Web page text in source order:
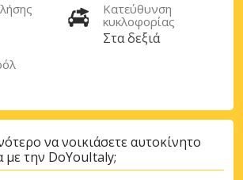
Κατεύθυνση
κυκλοφορίας
Στα δεξιά
να νοικιάσετε αυτοκίνητο
με την DoYouItaly;